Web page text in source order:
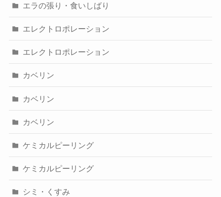
エラの張り・食いしばり
エレクトロポレーション
エレクトロポレーション
カベリン
カベリン
カベリン
ケミカルピーリング
ケミカルピーリング
シミ・くすみ